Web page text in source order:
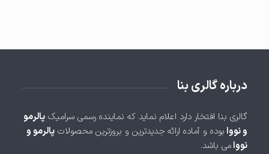
درباره گالری بنا
گالری بنا افتخار دارد اعلام نماید که نماینده رسمی سرامیک پالرمو
و نووابوده و آماده ارائه جدیدترین و بروزترین محصولات پالرمو و
نووامی باشد.